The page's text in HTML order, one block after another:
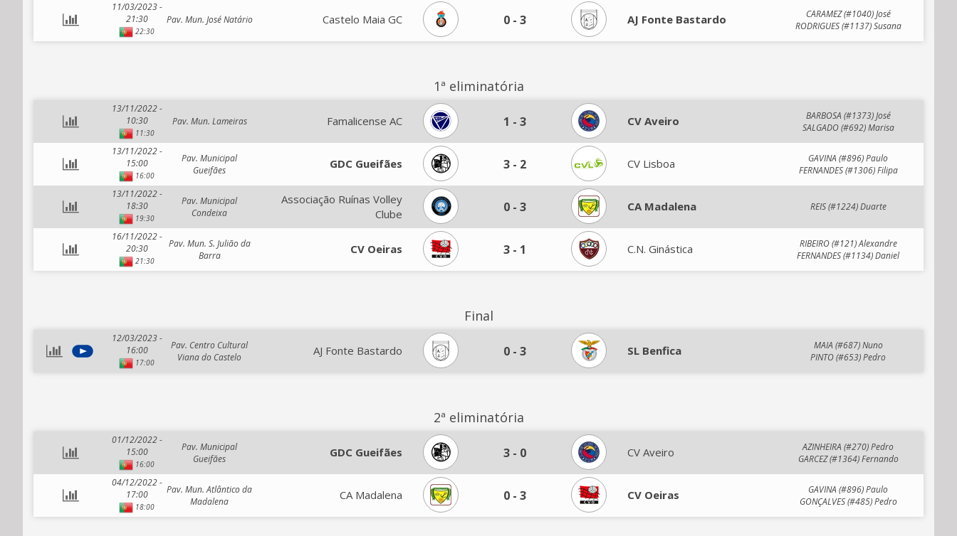
11/03/2023 -
21:30
22:30
Pav. Mun. José Natário Castelo Maia GC 0 - 3 AJ Fonte Bastardo
CARAMEZ (#1040) José
RODRIGUES (#1137) Susana
1ª eliminatória
13/11/2022 -
10:30
11:30
Pav. Mun. Lameiras Famalicense AC 1 - 3 CV Aveiro
BARBOSA (#1373) José
SALGADO (#692) Marisa
13/11/2022 -
15:00
16:00
Pav. Municipal
Gueifães
GDC Gueifães 3 - 2 CV Lisboa
GAVINA (#896) Paulo
FERNANDES (#1306) Filipa
13/11/2022 -
18:30
19:30
Pav. Municipal
Condeixa
Associação Ruínas Volley
Clube
0 - 3 CA Madalena REIS (#1224) Duarte
16/11/2022 -
20:30
21:30
Pav. Mun. S. Julião da
Barra
CV Oeiras 3 - 1 C.N. Ginástica
RIBEIRO (#121) Alexandre
FERNANDES (#1134) Daniel
Final
12/03/2023 -
16:00
17:00
Pav. Centro Cultural
Viana do Castelo
AJ Fonte Bastardo 0 - 3 SL Benfica
MAIA (#687) Nuno
PINTO (#653) Pedro
2ª eliminatória
01/12/2022 -
15:00
16:00
Pav. Municipal
Gueifães
GDC Gueifães 3 - 0 CV Aveiro
AZINHEIRA (#270) Pedro
GARCEZ (#1364) Fernando
04/12/2022 -
17:00
18:00
Pav. Mun. Atlântico da
Madalena
CA Madalena 0 - 3 CV Oeiras
GAVINA (#896) Paulo
GONÇALVES (#485) Pedro